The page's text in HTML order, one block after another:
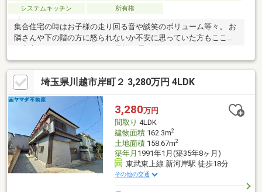
システムキッチン
所有権
集合住宅の時はお子様の走り回る音や談笑のボリューム等々。 お
隣さんや下の階の方に怒られないか不安に思っていた方もここな
か？【弊社では以下の５つをお客様にお約束いたします】 1.物件
の善し悪しは全て正直にお話しします。 2.無理な売り込みや契約
の催促、突然の訪問等、しつこい営業は一切行いません。 3.契約
したら終わりではなくお引き渡し後、お引越し後もお客様のパー
トナーであること。 4.ウソやおとり広告は一切使いません。(デー
タ更新は迅速に行います。） 5.お客様の個人情報は細心の注意を
払って取り扱いします。
埼玉県川越市岸町２ 3,280万円 4LDK
3,280万円
間取り 4LDK
建物面積162.3m2
土地面積158.67m2
築年月 1991年1月(築35年8ヶ月)
東武東上線 新河岸駅 徒歩18分
その他の交通